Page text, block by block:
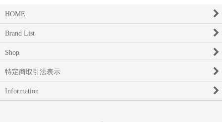
HOME
Brand List
Shop
特定商取引法表示
Information